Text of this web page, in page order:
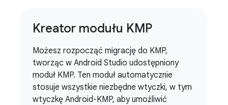
Kreator modułu KMP
Możesz rozpocząć migrację do KMP,
tworząc w Android Studio udostępniony
moduł KMP. Ten moduł automatycznie
stosuje wszystkie niezbędne wtyczki, w tym
wtyczkę Android-KMP, aby umożliwić